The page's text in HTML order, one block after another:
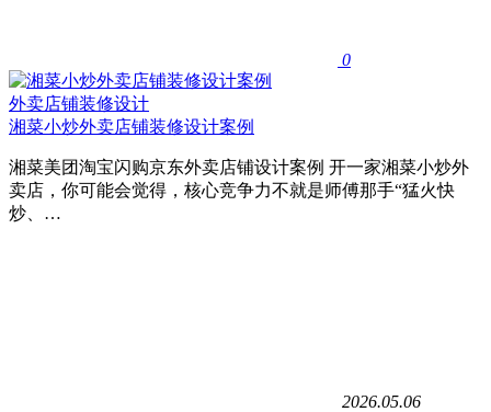
0
外卖店铺装修设计
湘菜小炒外卖店铺装修设计案例
湘菜美团淘宝闪购京东外卖店铺设计案例 开一家湘菜小炒外
卖店，你可能会觉得，核心竞争力不就是师傅那手“猛火快
炒、…
2026.05.06